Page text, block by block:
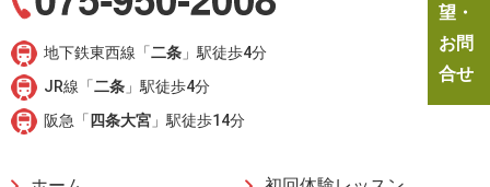
地下鉄東西線「二条 」駅徒歩4分
JR線「二条 」駅徒歩4分
阪急「 四条大宮 」駅徒歩14分
望・
お問
合せ